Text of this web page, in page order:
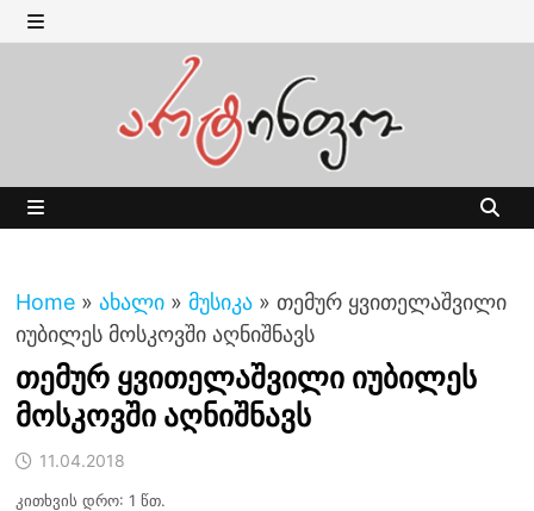
Skip
to MENU
Home » ახალი » მუსიკა » თემურ ყვითელაშვილი
იუბილეს მოსკოვში აღნიშნავს
თემურ ყვითელაშვილი იუბილეს
მოსკოვში აღნიშნავს
11.04.2018
კითხვის დრო: 1 წთ.